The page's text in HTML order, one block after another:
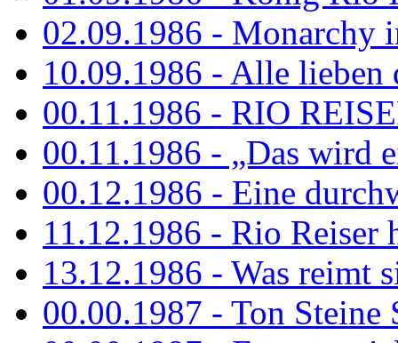
02.09.1986 - Monarchy
10.09.1986 - Alle lieben
00.11.1986 - RIO
00.11.1986 - „Das wird
00.12.1986 - Eine
11.12.1986 - Rio Reiser
13.12.1986 - Was reimt
00.00.1987 - Ton Steine